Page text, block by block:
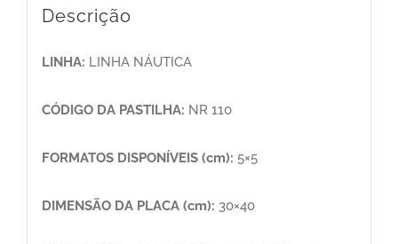
Descrição
LINHA: LINHA NÁUTICA
CÓDIGO DA PASTILHA: NR 110
FORMATOS DISPONÍVEIS (cm): 5×5
DIMENSÃO DA PLACA (cm): 30×40